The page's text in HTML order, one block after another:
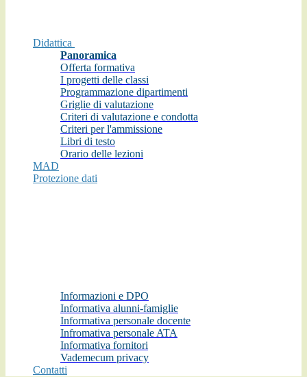
Didattica
Panoramica
Offerta formativa
I progetti delle classi
Programmazione dipartimenti
Griglie di valutazione
Criteri di valutazione e condotta
Criteri per l'ammissione
Libri di testo
Orario delle lezioni
MAD
Protezione dati
Informazioni e DPO
Informativa alunni-famiglie
Informativa personale docente
Infromativa personale ATA
Informativa fornitori
Vademecum privacy
Contatti